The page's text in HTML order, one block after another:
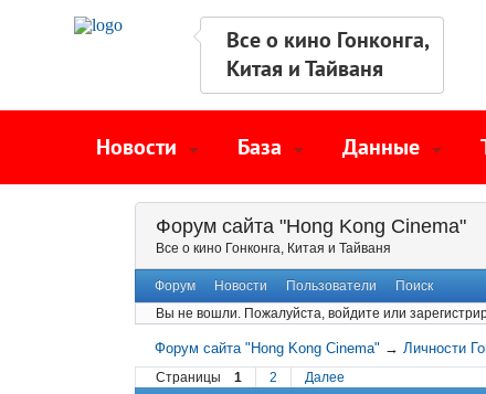
Все о кино Гонконга,
Китая и Тайваня
Новости База Данные
Форум сайта "Hong Kong Cinema"
Все о кино Гонконга, Китая и Тайваня
Форум Новости Пользователи
Поиск
Вы не вошли. Пожалуйста, войдите или
Форум сайта "Hong Kong Cinema" →Личности
Страницы 1 2 Далее